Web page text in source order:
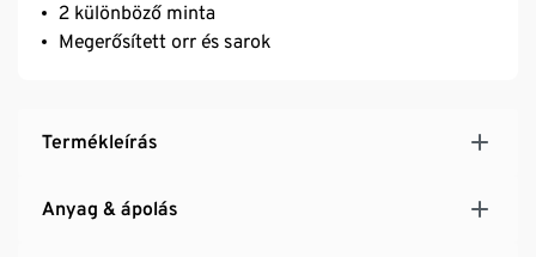
2 különböző minta
Megerősített orr és sarok
Termékleírás
Anyag & ápolás